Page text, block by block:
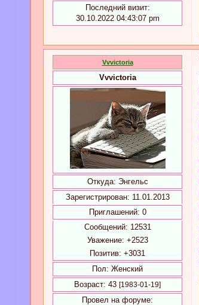
Последний визит:
30.10.2022 04:43:07 pm
Vvvictoria
Vvvictoria
Откуда: Энгельс
Зарегистрирован: 11.01.2013
Приглашений: 0
Сообщений: 12531
Уважение: +2523
Позитив: +3031
Пол: Женский
Возраст: 43 [1983-01-19]
Провел на форуме: